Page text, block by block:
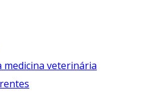
medicina veterinária